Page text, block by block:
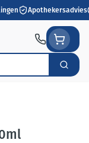
Apothekersadvies
Zoek